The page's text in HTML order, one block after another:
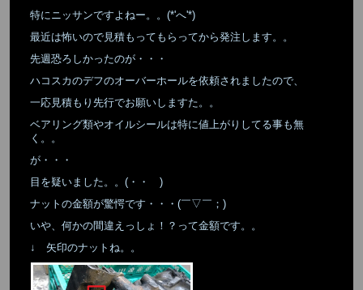
特にニッサンですよねー。。(*'へ'*)
最近は怖いので見積もってもらってから発注します。。
先週恐ろしかったのが・・・
ハコスカのデフのオーバーホールを依頼されましたので、
一応見積もり先行でお願いしますた。。
ベアリング類やオイルシールは特に値上がりしてる事も無
く。。
が・・・
目を疑いました。。(・・ )
ナットの金額が驚愕です・・・(￣▽￣；)
いや、何かの間違えっしょ！？って金額です。。
↓ 矢印のナットね。。